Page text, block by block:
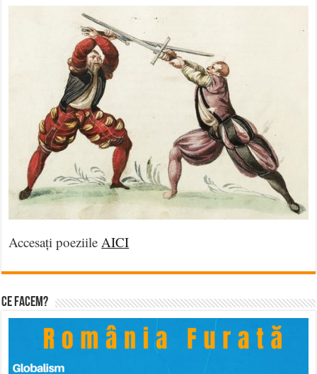
Accesați poeziile AICI
Ce facem?